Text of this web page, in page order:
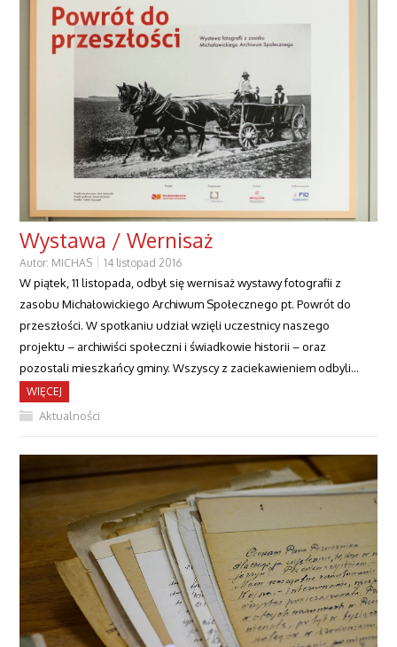
Wystawa / Wernisaż
Autor: MICHAS 14 listopad 2016
W piątek, 11 listopada, odbył się wernisaż wystawy fotografii z
zasobu Michałowickiego Archiwum Społecznego pt. Powrót do
przeszłości. W spotkaniu udział wzięli uczestnicy naszego
projektu – archiwiści społeczni i świadkowie historii – oraz
pozostali mieszkańcy gminy. Wszyscy z zaciekawieniem odbyli…
WIĘCEJ
Aktualności